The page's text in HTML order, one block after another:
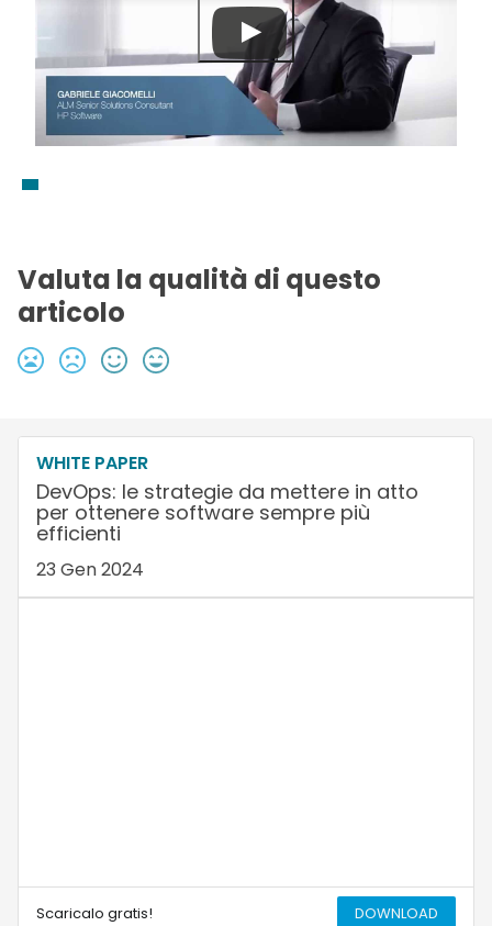
Valuta la qualità di questo
articolo
WHITE PAPER
DevOps: le strategie da mettere in atto
per ottenere software sempre più
efficienti
23 Gen 2024
Scaricalo gratis! DOWNLOAD